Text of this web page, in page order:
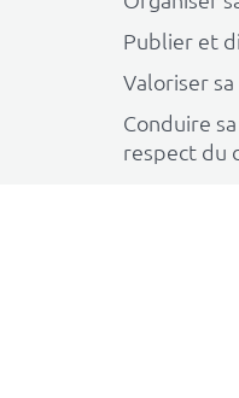
Publier et
Valoriser
Conduire
respect du